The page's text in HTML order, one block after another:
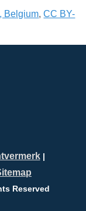
Belgium,CC BY-
|
Reserved